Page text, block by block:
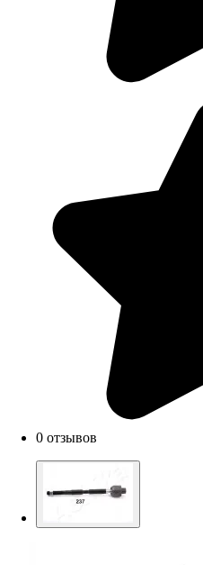
0 отзывов